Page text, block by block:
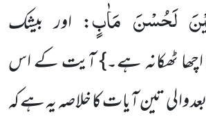
لَحُسْنَ مَاٰبٍ: اور بیشک
اچھا ٹھکانہ ہے۔} آیت کے اس
والی تین آیات کا خلاصہ یہ ہے کہ